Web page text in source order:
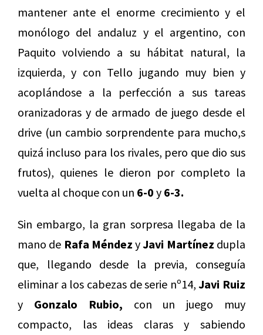
mantener ante el enorme crecimiento y el
monólogo del andaluz y el argentino, con
Paquito volviendo a su hábitat natural, la
izquierda, y con Tello jugando muy bien y
acoplándose a la perfección a sus tareas
oranizadoras y de armado de juego desde el
drive (un cambio sorprendente para mucho,s
quizá incluso para los rivales, pero que dio sus
frutos), quienes le dieron por completo la
vuelta al choque con un 6-0 y 6-3.
Sin embargo, la gran sorpresa llegaba de la
mano de Rafa Méndez yJavi Martínez dupla
que, llegando desde la previa, conseguía
eliminar a los cabezas de serie nº14,Javi Ruiz
y Gonzalo Rubio, con un juego muy
compacto, las ideas claras y sabiendo